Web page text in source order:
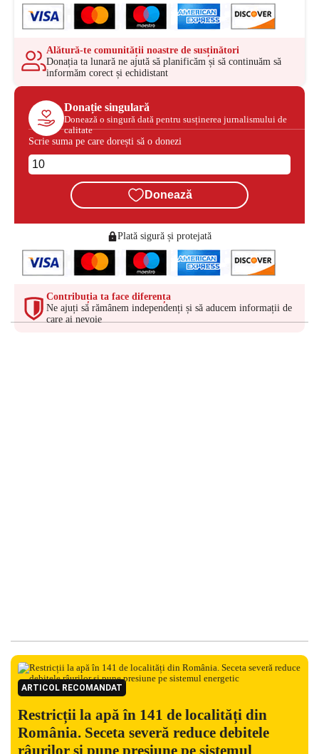
Alătură-te comunității noastre de susținători
Donația ta lunară ne ajută să planificăm și să continuăm să
informăm corect și echidistant
Donație singulară
Donează o singură dată pentru susținerea jurnalismului de
calitate
Scrie suma pe care dorești să o donezi
Donează
Plată sigură și protejată
Contribuția ta face diferența
Ne ajuți să rămânem independenți și să aducem informații de
care ai nevoie
ARTICOL RECOMANDAT
Restricții la apă în 141 de localități din
România. Seceta severă reduce debitele
râurilor și pune presiune pe sistemul